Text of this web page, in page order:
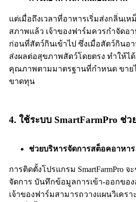
แต่เมื่อถึงเวลาที่อาหารเริ่มส่งกลิ่นเ
สภาพแล้ว เจ้าของฟาร์มควรกำจัดอ
ก่อนที่สัตว์กินเข้าไป ซึ่งเมื่อสัตว์กินอา
ส่งผลต่อสุขภาพสัตว์โดยตรง ทำให้ไ
คุณภาพตามมาตรฐานที่กำหนด ขาย
ขาดทุน
4. ใช้ระบบ SmartFarmPro ช่ว
ช่วยบริหารจัดการสต็อคอาหาร
การติดตั้งโปรแกรม SmartFarmPro
จัดการ บันทึกข้อมูลการเข้า-ออกขอ
เจ้าของฟาร์มสามารถวางแผนวิเคร